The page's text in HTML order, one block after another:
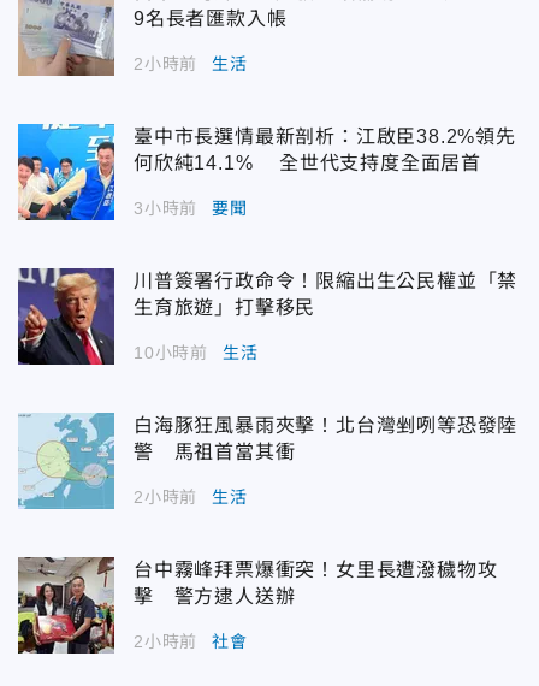
9名長者匯款入帳
2小時前 生活
臺中市長選情最新剖析：江啟臣38.2%領先
何欣純14.1% 全世代支持度全面居首
3小時前 要聞
川普簽署行政命令！限縮出生公民權並「禁
生育旅遊」打擊移民
10小時前 生活
白海豚狂風暴雨夾擊！北台灣剉咧等恐發陸
警 馬祖首當其衝
2小時前 生活
台中霧峰拜票爆衝突！女里長遭潑穢物攻
擊 警方逮人送辦
2小時前 社會